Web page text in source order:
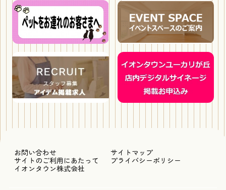
お問い合わせ
サイトマップ
サイトのご利用にあたって
プライバシーポリシー
イオンタウン株式会社